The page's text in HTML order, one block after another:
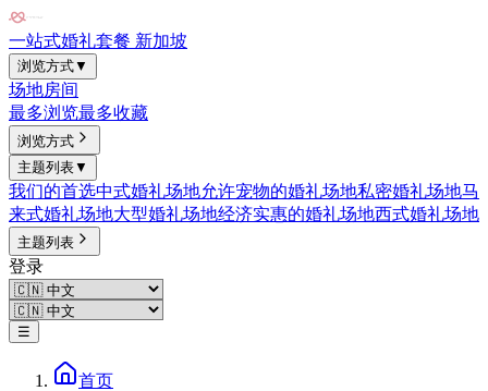
一站式婚礼套餐 新加坡
浏览方式▼
场地房间
最多浏览最多收藏
浏览方式
主题列表▼
我们的首选中式婚礼场地允许宠物的婚礼场地私密婚礼场地马
来式婚礼场地大型婚礼场地经济实惠的婚礼场地西式婚礼场地
主题列表
登录
☰
首页